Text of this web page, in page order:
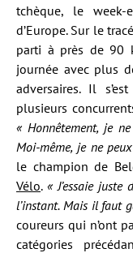
tchèque, le week-
d’Europe. Sur le
parti à près de 90
journée avec plus
adversaires. Il
plusieurs
« Honnêtement, je
Moi-même, je ne
le champion de
Vélo. « J’essaie
l’instant. Mais il faut
coureurs qui n’ont
catégories